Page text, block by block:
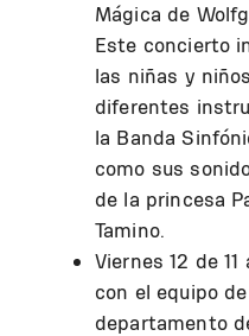
Mágica de
Este concierto
las niñas y
diferentes
la Banda
como sus
de la princesa
Tamino.
Viernes 12 de
con el equipo
departamento